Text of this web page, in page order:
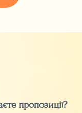
пропозиції?